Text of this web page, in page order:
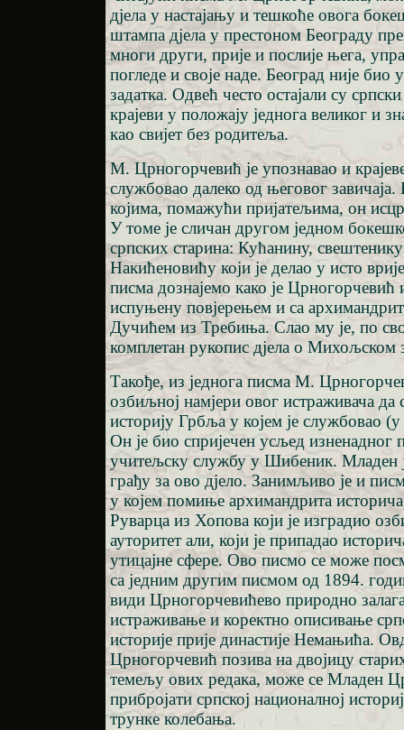
дјела у настајању и тешкоће овога
штампа дјела у престоном Београду
многи други, прије и послије њега,
погледе и своје наде. Београд није био
задатка. Одвећ често остајали су
крајеви у положају једнога великог и
као свијет без родитеља.
М. Црногорчевић је упознавао и
службовао далеко од његовог
којима, помажући пријатељима, он
У томе је сличан другом једном
српских старина: Кућанину,
Накићеновићу који је делао у исто
писма дознајемо како је
испуњену повјерењем и са
Дучићем из Требиња. Слао му је, по
комплетан рукопис дјела о Михољском
Такође, из једнога писма М.
озбиљној намјери овог истраживача да
историју Грбља у којем је службовао
Он је био спријечен усљед изненадног
учитељску службу у Шибеник. Младен
грађу за ово дјело. Занимљиво је и
у којем помиње архимандрита
Руварца из Хопова који је изградио
ауторитет али, који је припадао
утицајне сфере. Ово писмо се може
са једним другим писмом од 1894.
види Црногорчевићево природно
истраживање и коректно описивање
историје прије династије Немањића.
Црногорчевић позива на двојицу
темељу ових редака, може се Младен
прибројати српској националној
трунке колебања.